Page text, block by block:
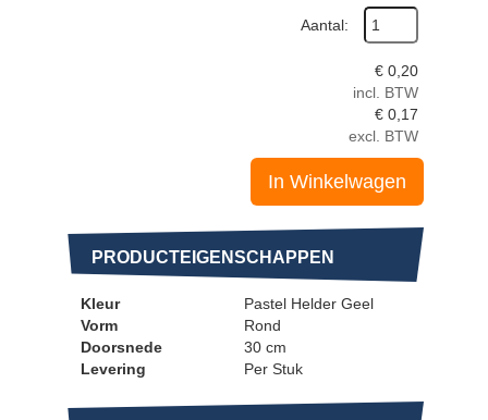
Aantal:
€ 0,20
incl. BTW
€ 0,17
excl. BTW
In Winkelwagen
PRODUCTEIGENSCHAPPEN
Kleur
Pastel Helder Geel
Vorm
Rond
Doorsnede
30 cm
Levering
Per Stuk